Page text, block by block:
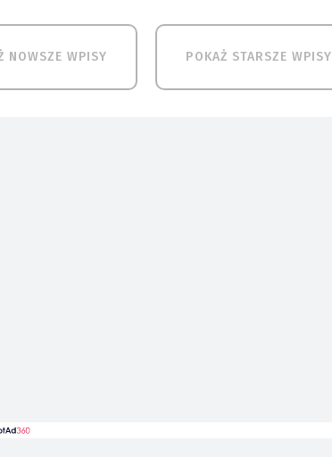
NOWSZE WPISY POKAŻ STARSZE WPISY